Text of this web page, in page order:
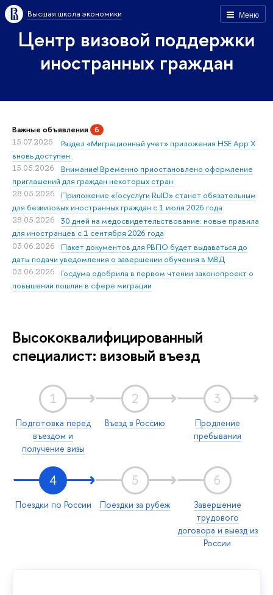
Меню
Высшая школа экономики
Центр визовой поддержки
иностранных граждан
Важные объявления 6
15.07.2025
Раздел «Миграционный учет» приложения HSE App X
вновь доступен.
15.05.2026
Внимание! Временно приостановлено оформление
приглашений для граждан некоторых стран.
28.05.2026
Приложение «Госуслуги RuID» станет обязательным
для безвизовых иностранных граждан с 1 июля 2026 года
28.05.2026
30 дней на медосвидетельствование: новые правила
для иностранцев с 1 сентября 2026 года
03.06.2026
Пакет документов для РВПО будет выдаваться до
даты подачи уведомления о завершении обучения в МВД
03.06.2026
Госдума одобрила в первом чтении законопроект о
повышении пошлин в сфере миграции
Высококвалифицированный
специалист: визовый въезд
1
Подготовка перед
въездом и
получение визы
2
Въезд в Россию
3
Продление
пребывания
4
Поездки по России
5
Поездки за рубеж
6
Завершение
трудового
договора и выезд из
России